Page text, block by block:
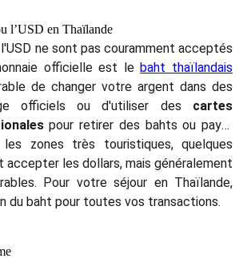
l’USD en Thaïlande
ne sont pas couramment acceptés
officielle est lebaht thaïlandais
de changer votre argent dans des
officiels ou d'utiliser des cartes
pour retirer des bahts ou payer
zones très touristiques, quelques
accepter les dollars, mais généralement
Pour votre séjour en Thaïlande,
du baht pour toutes vos transactions.